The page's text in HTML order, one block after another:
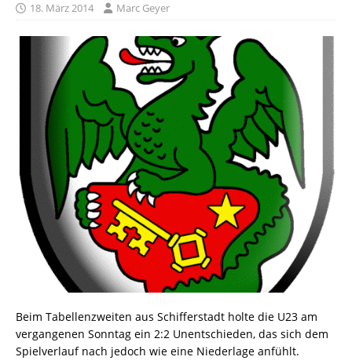
18. März 2014 Marc Geyer
Beim Tabellenzweiten aus Schifferstadt holte die U23 am
vergangenen Sonntag ein 2:2 Unentschieden, das sich dem
Spielverlauf nach jedoch wie eine Niederlage anfühlt.